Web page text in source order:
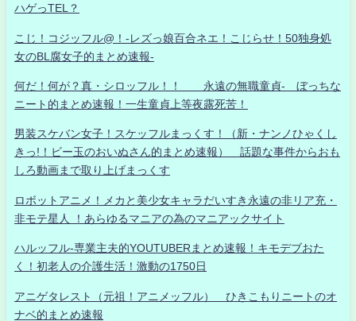
ハゲっTEL？
こじ！コジッフル@！-レズっ娘百合ネエ！こじらせ！50独身処
女のBL腐女子的まとめ速報-
何だ！何が？真・シロッフル！！ 永遠の無職童貞- ぼっちな
ニート的まとめ速報！一生童貞上等夜露死苦！
男装スケバン女子！スケッフルまっくす！（新・ナンノひゃくし
きっ!！ビー玉のおいぬさん的まとめ速報） 話題な事件からおも
しろ動画まで取り上げまっくす
ロボットアニメ！メカと美少女キャラだいすき永遠の非リア充・
非モテ星人 ！あらゆるマニアの為のマニアックサイト
ハルッフル-専業主夫的YOUTUBERまとめ速報！キモデブおた
く！初老人の介護生活！激動の1750日
アニゲタレスト（元祖！アニメッフル） ひきこもりニートのオ
ナベ的まとめ速報